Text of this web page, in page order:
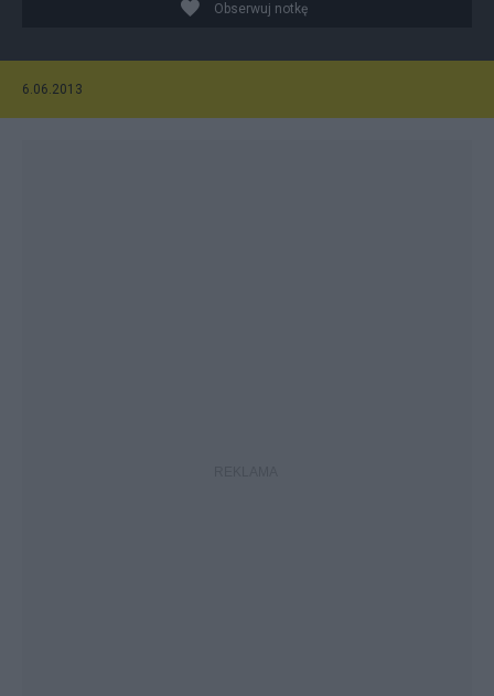
Obserwuj notkę
6.06.2013